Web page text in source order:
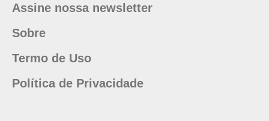
Assine nossa newsletter
Sobre
Termo de Uso
Política de Privacidade